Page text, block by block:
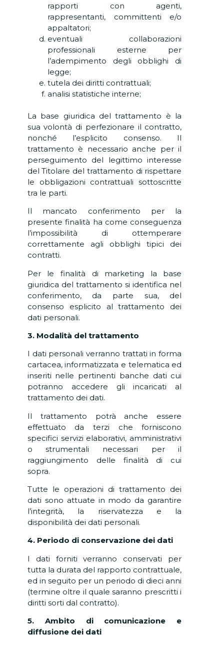
rapporti con agenti,
rappresentanti, committenti e/o
appaltatori;
eventuali collaborazioni
professionali esterne per
l’adempimento degli obblighi di
legge;
tutela dei diritti contrattuali;
analisi statistiche interne;
La base giuridica del trattamento è la
sua volontà di perfezionare il contratto,
nonché l’esplicito consenso. Il
trattamento è necessario anche per il
perseguimento del legittimo interesse
del Titolare del trattamento di rispettare
le obbligazioni contrattuali sottoscritte
tra le parti.
Il mancato conferimento per la
presente finalità ha come conseguenza
l’impossibilità di ottemperare
correttamente agli obblighi tipici dei
contratti.
Per le finalità di marketing la base
giuridica del trattamento si identifica nel
conferimento, da parte sua, del
consenso esplicito al trattamento dei
dati personali.
3. Modalità del trattamento
I dati personali verranno trattati in forma
cartacea, informatizzata e telematica ed
inseriti nelle pertinenti banche dati cui
potranno accedere gli incaricati al
trattamento dei dati.
Il trattamento potrà anche essere
effettuato da terzi che forniscono
specifici servizi elaborativi, amministrativi
o strumentali necessari per il
raggiungimento delle finalità di cui
sopra.
Tutte le operazioni di trattamento dei
dati sono attuate in modo da garantire
l’integrità, la riservatezza e la
disponibilità dei dati personali.
4. Periodo di conservazione dei dati
I dati forniti verranno conservati per
tutta la durata del rapporto contrattuale,
ed in seguito per un periodo di dieci anni
(termine oltre il quale saranno prescritti i
diritti sorti dal contratto).
5. Ambito di comunicazione e
diffusione dei dati